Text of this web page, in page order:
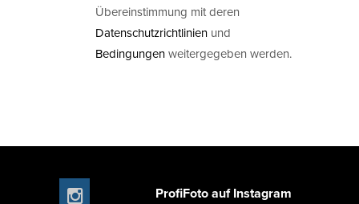
Übereinstimmung mit deren
Datenschutzrichtlinien und
Bedingungenweitergegeben werden.
ProfiFoto auf Instagram